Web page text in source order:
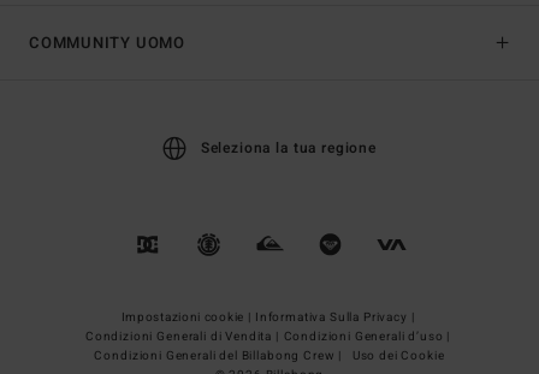
COMMUNITY UOMO
Seleziona la tua regione
Impostazioni cookie | Informativa Sulla Privacy |
Condizioni Generali di Vendita | Condizioni Generali d’uso |
Condizioni Generali del Billabong Crew |
Uso dei Cookie